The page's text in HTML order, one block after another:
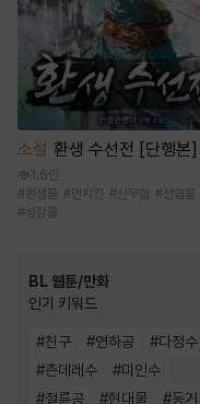
소설 환생 수선전 [단행본]
1.6만
# 환생물 #먼치킨 #신무협 #선협물
#성장물
BL 웹툰/만화
인기 키워드
#친구 #연하공 #다정수
#츤데레수 #미인수
#절륜공 #현대물 #동거